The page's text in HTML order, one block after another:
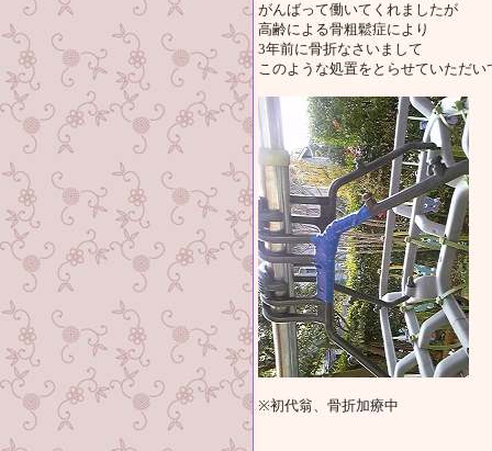
がんばって働いてくれましたが
高齢による骨粗鬆症により
3年前に骨折なさいまして
このような処置をとらせていただい
※初代翁、骨折加療中